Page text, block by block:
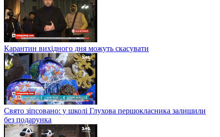
Карантин вихідного дня можуть скасувати
Свято зіпсовано: у школі Глухова першокласника залишили
без подарунка